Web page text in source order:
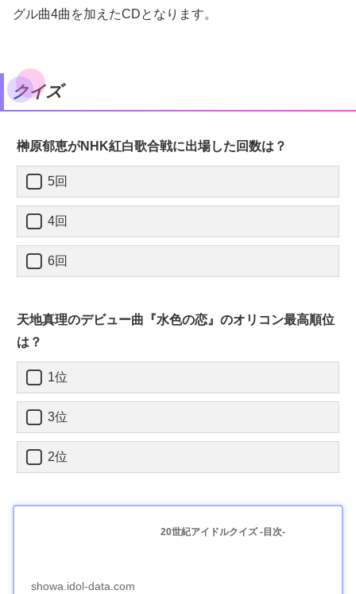
グル曲4曲を加えたCDとなります。
クイズ
榊原郁恵がNHK紅白歌合戦に出場した回数は？
5回
4回
6回
天地真理のデビュー曲『水色の恋』のオリコン最高順位
は？
1位
3位
2位
20世紀アイドルクイズ -目次-
showa.idol-data.com